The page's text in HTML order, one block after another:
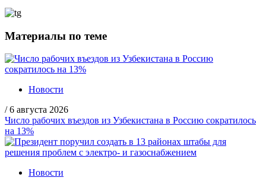
Материалы по теме
Новости
/ 6 августа 2026
Число рабочих въездов из Узбекистана в Россию сократилось
на 13%
Новости